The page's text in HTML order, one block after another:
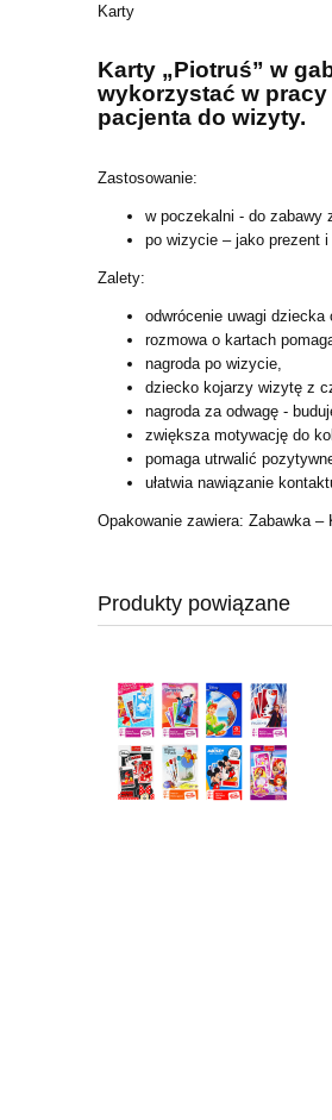
Karty
Karty „Piotruś” w
wykorzystać w pracy
pacjenta do wizyty.
Zastosowanie:
w poczekalni - do zabawy
po wizycie – jako prezent
Zalety:
odwrócenie uwagi dziecka
rozmowa o kartach
nagroda po wizycie,
dziecko kojarzy wizytę z
nagroda za odwagę -
zwiększa motywację do
pomaga utrwalić
ułatwia nawiązanie
Opakowanie zawiera: Zabawka –
Produkty powiązane